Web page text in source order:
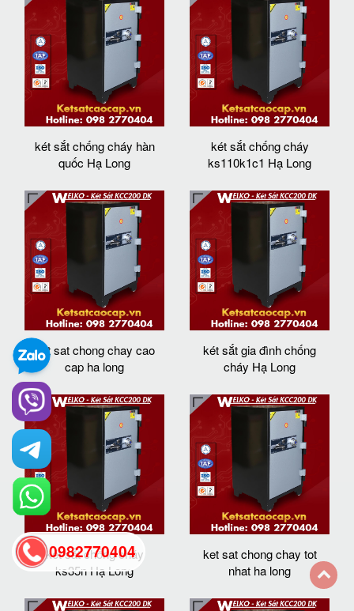
két sắt chống cháy hàn
quốc Hạ Long
két sắt chống cháy
ks110k1c1 Hạ Long
ket sat chong chay cao
cap ha long
két sắt gia đình chống
cháy Hạ Long
két sắt chống cháy
ks35n Hạ Long
ket sat chong chay tot
nhat ha long
0982770404
back